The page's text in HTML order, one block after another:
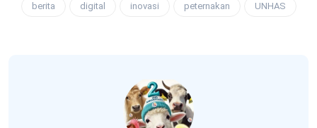
berita digital inovasi peternakan UNHAS